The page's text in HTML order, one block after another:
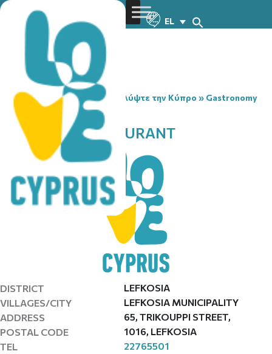
EL
You are here:Home» Ανακαλύψτε την Κύπρο » Gastronomy
» ZANETTOS RESTAURANT
ZANETTOS RESTAURANT
DISTRICT
LEFKOSIA
VILLAGES/CITY
LEFKOSIA MUNICIPALITY
ADDRESS
65, TRIKOUPPI STREET,
POSTAL CODE
1016, LEFKOSIA
TEL
22765501